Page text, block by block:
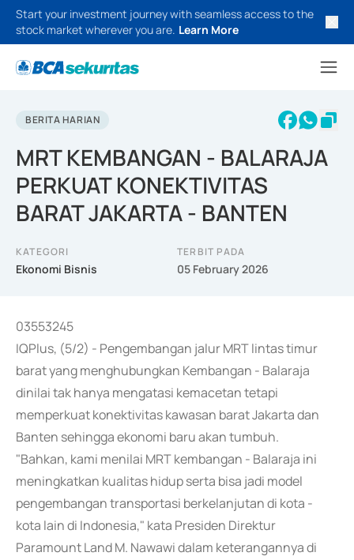
Start your investment journey with seamless access to the
stock market wherever you are. Learn More
BERITA HARIAN
MRT KEMBANGAN - BALARAJA
PERKUAT KONEKTIVITAS
BARAT JAKARTA - BANTEN
KATEGORI
Ekonomi Bisnis
TERBIT PADA
05 February 2026
03553245
IQPlus, (5/2) - Pengembangan jalur MRT lintas timur
barat yang menghubungkan Kembangan - Balaraja
dinilai tak hanya mengatasi kemacetan tetapi
memperkuat konektivitas kawasan barat Jakarta dan
Banten sehingga ekonomi baru akan tumbuh.
"Bahkan, kami menilai MRT kembangan - Balaraja ini
meningkatkan kualitas hidup serta bisa jadi model
pengembangan transportasi berkelanjutan di kota -
kota lain di Indonesia," kata Presiden Direktur
Paramount Land M. Nawawi dalam keterangannya di